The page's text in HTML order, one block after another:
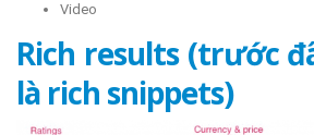
Video
Rich results (trước
là rich snippets)